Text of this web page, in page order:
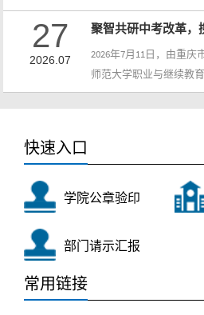
中小学专兼职心理健康
5天省内集中研学、10
乡村教师教学能力提升
式启动。来自全省各县
职教师齐聚一堂，正式
外名校跟岗”的系统化、
培训旨在深入贯彻国家
27
2026.07
2026年7月11日，由重
师范大学职业与继续教
“中考改革与初中三年
学院直属党支部书记李
范大学的办学底蕴与学科
快速入口
学院公章验印
部门请示汇报
常用链接